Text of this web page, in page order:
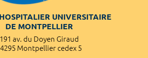
UNIVERSITAIRE
DE MONTPELLIER
191 av. du Doyen Giraud
Montpellier cedex 5